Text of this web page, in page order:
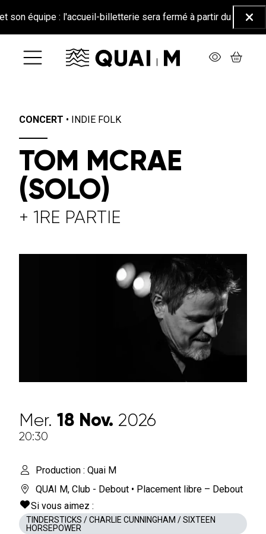
: l'accueil-billetterie sera fermé à partir du 26 juin
CONCERT • INDIE FOLK
TOM MCRAE
(SOLO)
+ 1RE PARTIE
Mer. 18 Nov. 2026
20:30
Production : Quai M
QUAI M, Club - Debout • Placement libre – Debout
Si vous aimez :
TINDERSTICKS / CHARLIE CUNNINGHAM / SIXTEEN
HORSEPOWER